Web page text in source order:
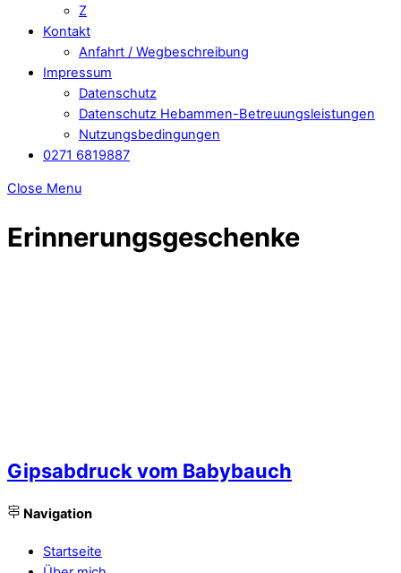
Z
Kontakt
Anfahrt / Wegbeschreibung
Impressum
Datenschutz
Datenschutz Hebammen-Betreuungsleistungen
Nutzungsbedingungen
0271 6819887
Close Menu
Erinnerungsgeschenke
Gipsabdruck vom Babybauch
Navigation
Startseite